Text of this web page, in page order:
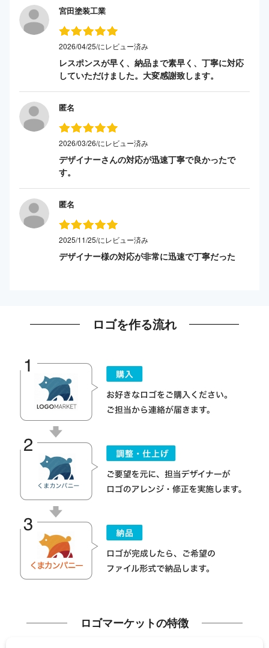
宮田塗装工業
2026/04/25/にレビュー済み
レスポンスが早く、納品まで素早く、丁寧に対応
していただけました。大変感謝致します。
匿名
2026/03/26/にレビュー済み
デザイナーさんの対応が迅速丁寧で良かったで
す。
匿名
2025/11/25/にレビュー済み
デザイナー様の対応が非常に迅速で丁寧だった
ロゴを作る流れ
ロゴマーケットの特徴